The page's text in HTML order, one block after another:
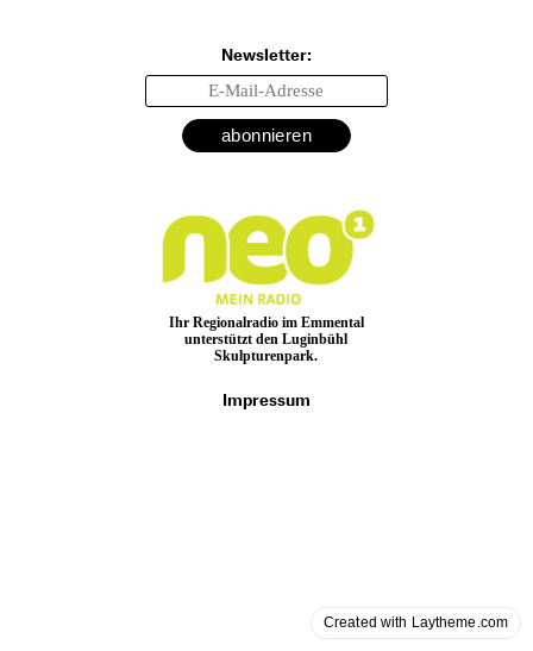
Created with Laytheme.com
Gönnerschaft
Parkplan
Bernhard Luginbühl
Links
Medien-
spiegel
Newsletter:
Ihr Regionalradio im Emmental
unterstützt den Luginbühl
Skulpturenpark.
Impressum